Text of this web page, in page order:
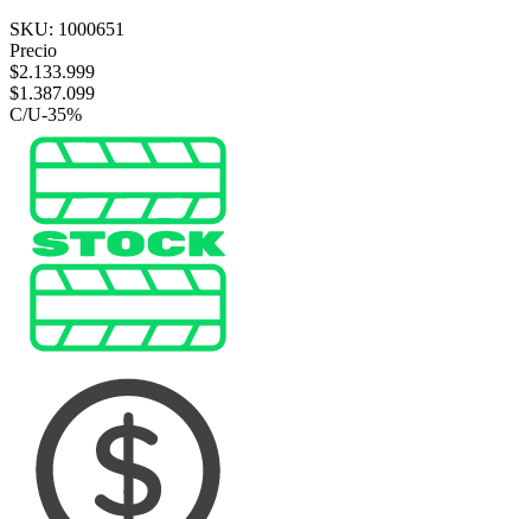
SKU: 1000651
Precio
$2.133.999
$1.387.099
C/U-35%